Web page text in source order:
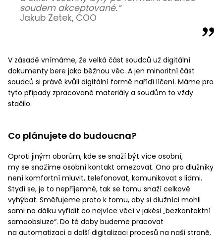
soudem akceptované.“
Jakub Zetek, COO
V zásadě vnímáme, že velká část soudců už digitální
dokumenty bere jako běžnou věc. A jen minoritní část
soudců si právě kvůli digitální formě nařídí líčení. Máme pro
tyto případy zpracované materiály a soudům to vždy
stačilo.
Co plánujete do budoucna?
Oproti jiným oborům, kde se snaží být více osobní,
my se snažíme osobní kontakt omezovat. Ono pro dlužníky
není komfortní mluvit, telefonovat, komunikovat s lidmi.
Stydí se, je to nepříjemné, tak se tomu snaží celkově
vyhýbat. Směřujeme proto k tomu, aby si dlužníci mohli
sami na dálku vyřídit co nejvíce věcí v jakési „bezkontaktní
samoobsluze“. Do té doby budeme pracovat
na automatizaci a další digitalizaci procesů na naší straně.